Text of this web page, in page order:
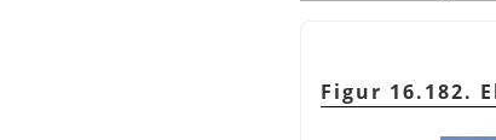
Figur 16.182.